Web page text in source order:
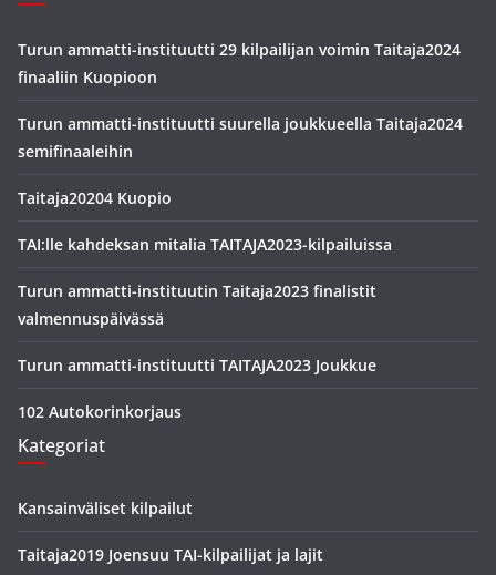
Turun ammatti-instituutti 29 kilpailijan voimin Taitaja2024
finaaliin Kuopioon
Turun ammatti-instituutti suurella joukkueella Taitaja2024
semifinaaleihin
Taitaja20204 Kuopio
TAI:lle kahdeksan mitalia TAITAJA2023-kilpailuissa
Turun ammatti-instituutin Taitaja2023 finalistit
valmennuspäivässä
Turun ammatti-instituutti TAITAJA2023 Joukkue
102 Autokorinkorjaus
Kategoriat
Kansainväliset kilpailut
Taitaja2019 Joensuu TAI-kilpailijat ja lajit